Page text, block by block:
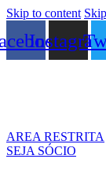
Skip to content
AREA RESTRITA
SEJA SÓCIO